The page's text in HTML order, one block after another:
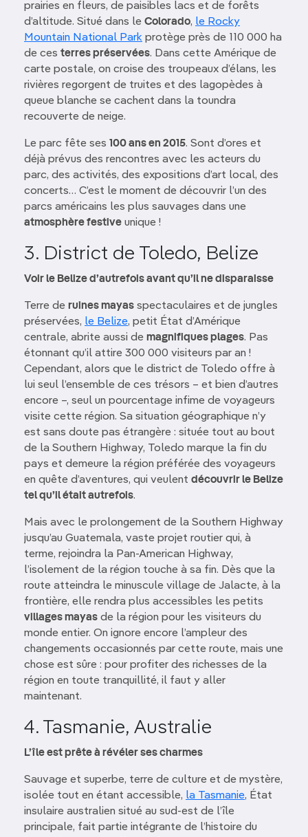
prairies en fleurs, de paisibles lacs et de forêts
d’altitude. Situé dans le Colorado, le Rocky
Mountain National Park protège près de 110 000 ha
de ces terres préservées. Dans cette Amérique de
carte postale, on croise des troupeaux d’élans, les
rivières regorgent de truites et des lagopèdes à
queue blanche se cachent dans la toundra
recouverte de neige.
Le parc fête ses 100 ans en 2015. Sont d’ores et
déjà prévus des rencontres avec les acteurs du
parc, des activités, des expositions d’art local, des
concerts… C’est le moment de découvrir l’un des
parcs américains les plus sauvages dans une
atmosphère festive unique !
3. District de Toledo, Belize
Voir le Belize d’autrefois avant qu’il ne disparaisse
Terre de ruines mayas spectaculaires et de jungles
préservées, le Belize, petit État d’Amérique
centrale, abrite aussi de magnifiques plages. Pas
étonnant qu’il attire 300 000 visiteurs par an !
Cependant, alors que le district de Toledo offre à
lui seul l’ensemble de ces trésors – et bien d’autres
encore –, seul un pourcentage infime de voyageurs
visite cette région. Sa situation géographique n’y
est sans doute pas étrangère : située tout au bout
de la Southern Highway, Toledo marque la fin du
pays et demeure la région préférée des voyageurs
en quête d’aventures, qui veulent découvrir le Belize
tel qu’il était autrefois.
Mais avec le prolongement de la Southern Highway
jusqu’au Guatemala, vaste projet routier qui, à
terme, rejoindra la Pan-American Highway,
l’isolement de la région touche à sa fin. Dès que la
route atteindra le minuscule village de Jalacte, à la
frontière, elle rendra plus accessibles les petits
villages mayas de la région pour les visiteurs du
monde entier. On ignore encore l’ampleur des
changements occasionnés par cette route, mais une
chose est sûre : pour profiter des richesses de la
région en toute tranquillité, il faut y aller
maintenant.
4. Tasmanie, Australie
L’île est prête à révéler ses charmes
Sauvage et superbe, terre de culture et de mystère,
isolée tout en étant accessible, la Tasmanie, État
insulaire australien situé au sud-est de l’île
principale, fait partie intégrante de l’histoire du